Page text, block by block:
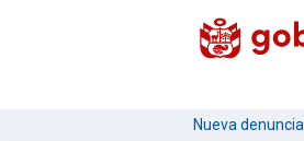
Nueva denuncia